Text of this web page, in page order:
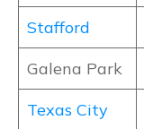
Stafford
Galena Park
Texas City